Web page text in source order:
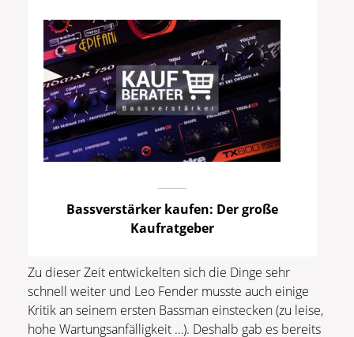
Bassverstärker kaufen: Der große
Kaufratgeber
Zu dieser Zeit entwickelten sich die Dinge sehr
schnell weiter und Leo Fender musste auch einige
Kritik an seinem ersten Bassman einstecken (zu leise,
hohe Wartungsanfälligkeit …). Deshalb gab es bereits